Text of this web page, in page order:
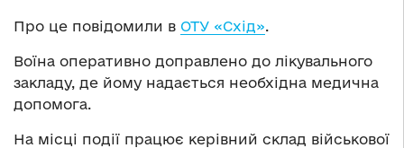
Про це повідомили в ОТУ «Схід»
Воїна оперативно доправлено до лікувального
закладу, де йому надається необхідна медична
допомога.
На місці події працює керівний склад військової